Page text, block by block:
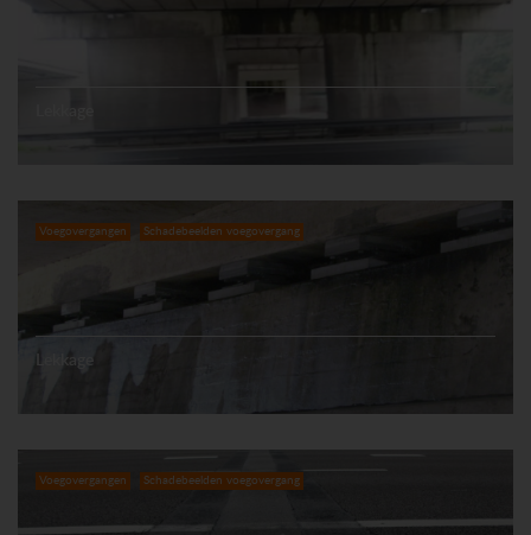
Voegovergangen Schadebeelden voegovergang
Lekkage
Voegovergangen Schadebeelden voegovergang